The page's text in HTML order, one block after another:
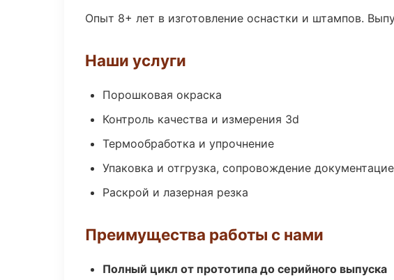
Опыт 8+ лет в изготовление оснастки и штампов.
Наши услуги
Порошковая окраска
Контроль качества и измерения 3d
Термообработка и упрочнение
Упаковка и отгрузка, сопровождение
Раскрой и лазерная резка
Преимущества работы с нами
Полный цикл от прототипа до серийного выпуска